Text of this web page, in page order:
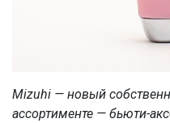
Mizuhi — новый
ассортименте — бьюти-